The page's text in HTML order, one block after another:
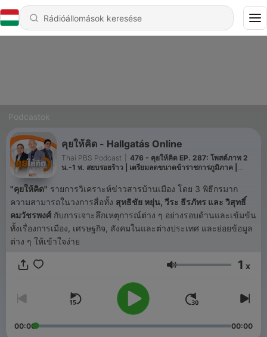
Podcastok
คุยให้คิด - Hallgatás Online
Thai PBS Podcast
476 - คุยให้คิด EP. 287: โพสต์ภาพ 2
น.-1 พ. สยบรอยร้าว | เตรียมลดขนาดข้าราชการภูมิภาค |
"คุยให้คิด" รายการวิเคราะห์ข่าวสารบ้านเมือง โดย 3 พิธีกรมาก
ความสามารถในวงการสื่อทั้ง สุทธิชัย หยุ่น, วีระ ธีรภัทร และ วิสุทธิ์
คมวัชรพงศ์ กับการเจาะลึกเหตุการณ์ต่าง ๆ อย่างรอบด้านและเข้มข้น
ทั้งเรื่องการเมือง, เศรษฐกิจ, สังคมในและต่างประเทศ และย่อยข้อมูล
ต่าง ๆ ให้เข้าใจง่าย
Hangerő 1 x
00:00 00:00